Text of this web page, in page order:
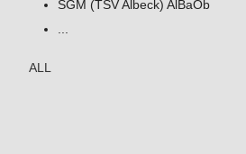
SGM (TSV Albeck) AlBaOb
ALL